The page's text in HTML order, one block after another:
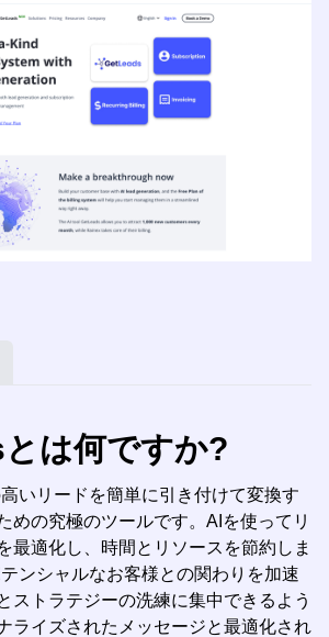
は何ですか?
いリードを簡単に引き付けて変換す
めの究極のツールです。AIを使ってリ
最適化し、時間とリソースを節約しま
ンシャルなお客様との関わりを加速
ストラテジーの洗練に集中できるよう
ライズされたメッセージと最適化され